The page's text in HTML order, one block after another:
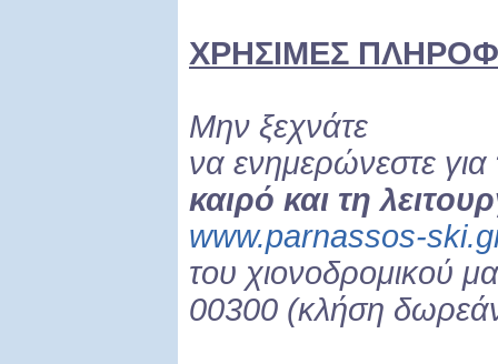
ΧΡΗΣΙΜΕΣ
Μην ξεχνάτε
να ενημερώνεστε για
καιρό και τη
www.parnassos-
του χιονοδρομικού
00300 (κλήση